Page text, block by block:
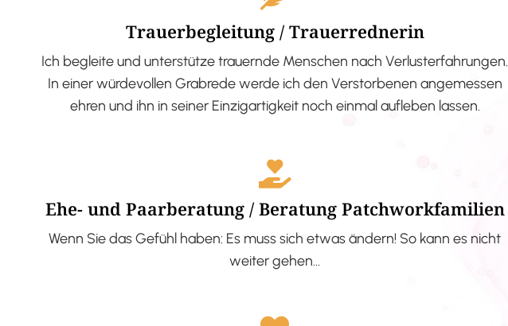
Trauerbegleitung / Trauerrednerin
Ich begleite und unterstütze trauernde Menschen nach Verlusterfahrungen.
In einer würdevollen Grabrede werde ich den Verstorbenen angemessen
ehren und ihn in seiner Einzigartigkeit noch einmal aufleben lassen.
Ehe- und Paarberatung / Beratung Patchworkfamilien
Wenn Sie das Gefühl haben: Es muss sich etwas ändern! So kann es nicht
weiter gehen…